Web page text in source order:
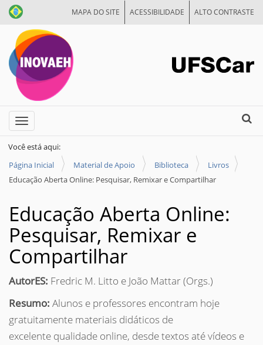
Busca
MAPA DO SITE ACESSIBILIDADE ALTO CONTRASTE
Toggle navigation
Você está aqui:
Página Inicial
Material de Apoio Biblioteca
Livros
Educação Aberta Online: Pesquisar, Remixar e Compartilhar
Educação Aberta Online:
Pesquisar, Remixar e
Compartilhar
AutorES: Fredric M. Litto e João Mattar (Orgs.)
Resumo: Alunos e professores encontram hoje
gratuitamente materiais didáticos de
excelente qualidade online, desde textos até vídeos e